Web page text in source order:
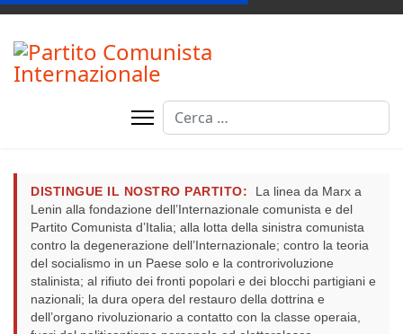
Cerca
DISTINGUE IL NOSTRO PARTITO:
La linea da Marx a
Lenin alla fondazione dell’Internazionale comunista e del
Partito Comunista d’Italia; alla lotta della sinistra comunista
contro la degenerazione dell’Internazionale; contro la teoria
del socialismo in un Paese solo e la controrivoluzione
stalinista; al rifiuto dei fronti popolari e dei blocchi partigiani e
nazionali; la dura opera del restauro della dottrina e
dell’organo rivoluzionario a contatto con la classe operaia,